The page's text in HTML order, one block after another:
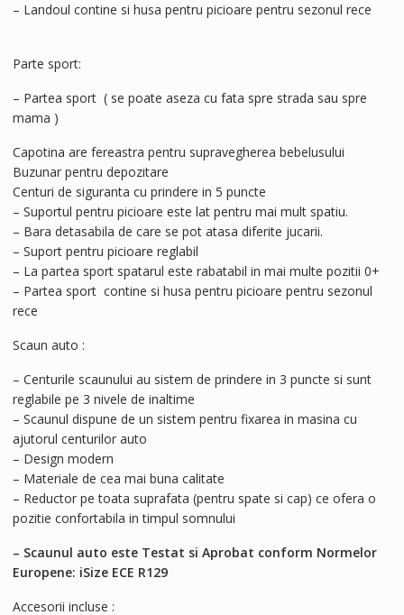
– Landoul contine si husa pentru picioare pentru sezonul rece
Parte sport:
– Partea sport ( se poate aseza cu fata spre strada sau spre
mama )
Capotina are fereastra pentru supravegherea bebelusului
Buzunar pentru depozitare
Centuri de siguranta cu prindere in 5 puncte
– Suportul pentru picioare este lat pentru mai mult spatiu.
– Bara detasabila de care se pot atasa diferite jucarii.
– Suport pentru picioare reglabil
– La partea sport spatarul este rabatabil in mai multe pozitii 0+
– Partea sport contine si husa pentru picioare pentru sezonul
rece
Scaun auto :
– Centurile scaunului au sistem de prindere in 3 puncte si sunt
reglabile pe 3 nivele de inaltime
– Scaunul dispune de un sistem pentru fixarea in masina cu
ajutorul centurilor auto
– Design modern
– Materiale de cea mai buna calitate
– Reductor pe toata suprafata (pentru spate si cap) ce ofera o
pozitie confortabila in timpul somnului
– Scaunul auto este Testat si Aprobat conform Normelor
Europene: iSize ECE R129
Accesorii incluse :